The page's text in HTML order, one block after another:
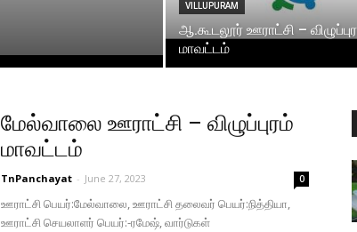
VILLUPURAM
ஆ.கூடலூர் ஊராட்சி –
மாவட்டம்
மேல்வாலை ஊராட்சி – விழுப்புரம்
மாவட்டம்
TnPanchayat - June 27, 2023 0
ஊராட்சி பெயர்:மேல்வாலை, ஊராட்சி தலைவர் பெயர்:நித்தியா,
ஊராட்சி செயலாளர் பெயர்:-ரமேஷ், வார்டுகள்